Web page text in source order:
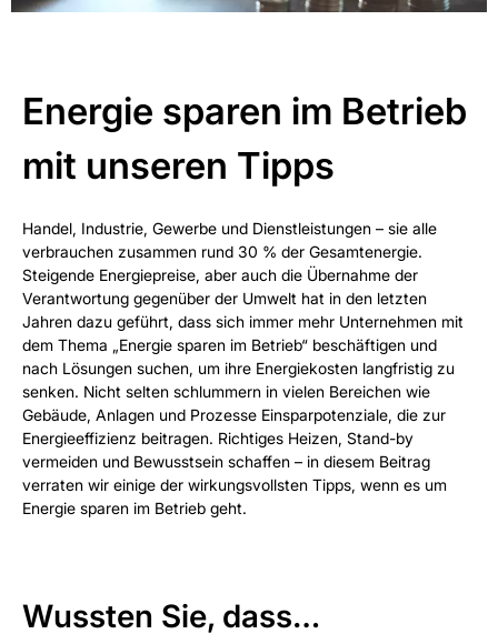
Energie sparen im Betrieb
mit unseren Tipps
Handel, Industrie, Gewerbe und Dienstleistungen – sie alle
verbrauchen zusammen rund 30 % der Gesamtenergie.
Steigende Energiepreise, aber auch die Übernahme der
Verantwortung gegenüber der Umwelt hat in den letzten
Jahren dazu geführt, dass sich immer mehr Unternehmen mit
dem Thema „Energie sparen im Betrieb“ beschäftigen und
nach Lösungen suchen, um ihre Energiekosten langfristig zu
senken. Nicht selten schlummern in vielen Bereichen wie
Gebäude, Anlagen und Prozesse Einsparpotenziale, die zur
Energieeffizienz beitragen. Richtiges Heizen, Stand-by
vermeiden und Bewusstsein schaffen – in diesem Beitrag
verraten wir einige der wirkungsvollsten Tipps, wenn es um
Energie sparen im Betrieb geht.
Wussten Sie, dass…